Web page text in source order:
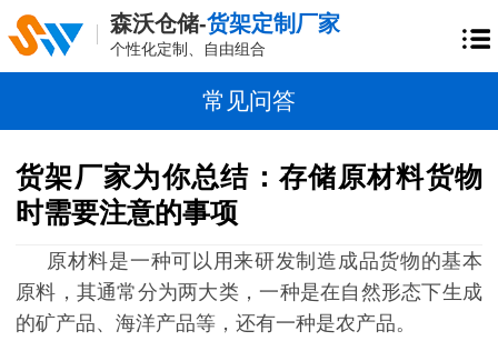
森沃仓储-货架定制厂家
个性化定制、自由组合
常见问答
货架厂家为你总结：存储原材料货物
时需要注意的事项
原材料是一种可以用来研发制造成品货物的基本
原料，其通常分为两大类，一种是在自然形态下生成
的矿产品、海洋产品等，还有一种是农产品。